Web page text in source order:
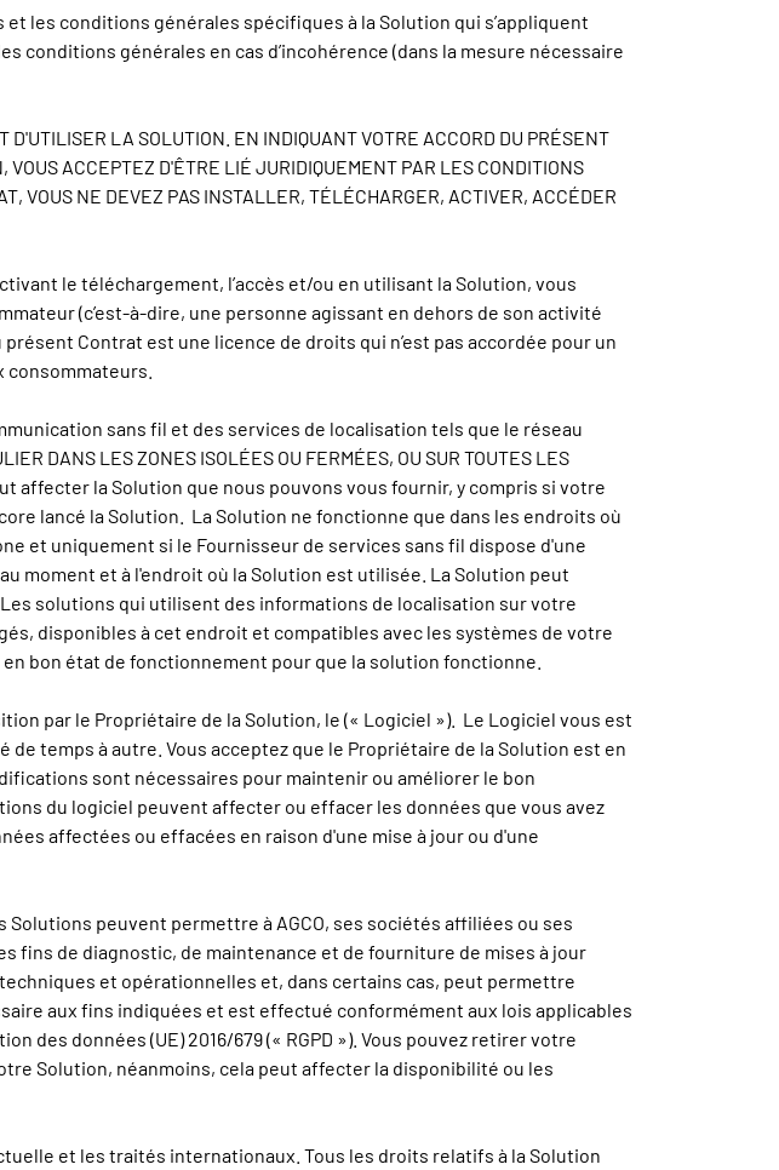
les conditions générales spécifiques à la Solution qui s’appliquent
générales en cas d’incohérence (dans la mesure nécessaire
LA SOLUTION. EN INDIQUANT VOTRE ACCORD DU PRÉSENT
ACCEPTEZ D'ÊTRE LIÉ JURIDIQUEMENT PAR LES CONDITIONS
VOUS NE DEVEZ PAS INSTALLER, TÉLÉCHARGER, ACTIVER, ACCÉDER
le téléchargement, l’accès et/ou en utilisant la Solution, vous
(c’est-à-dire, une personne agissant en dehors de son activité
Contrat est une licence de droits qui n’est pas accordée pour un
sans fil et des services de localisation tels que le réseau
DANS LES ZONES ISOLÉES OU FERMÉES, OU SUR TOUTES LES
affecter la Solution que nous pouvons vous fournir, y compris si votre
lancé la Solution. La Solution ne fonctionne que dans les endroits où
et uniquement si le Fournisseur de services sans fil dispose d'une
moment et à l'endroit où la Solution est utilisée. La Solution peut
solutions qui utilisent des informations de localisation sur votre
disponibles à cet endroit et compatibles avec les systèmes de votre
bon état de fonctionnement pour que la solution fonctionne.
par le Propriétaire de la Solution, le (« Logiciel »). Le Logiciel vous est
temps à autre. Vous acceptez que le Propriétaire de la Solution est en
sont nécessaires pour maintenir ou améliorer le bon
du logiciel peuvent affecter ou effacer les données que vous avez
affectées ou effacées en raison d'une mise à jour ou d'une
peuvent permettre à AGCO, ses sociétés affiliées ou ses
fins de diagnostic, de maintenance et de fourniture de mises à jour
et opérationnelles et, dans certains cas, peut permettre
aux fins indiquées et est effectué conformément aux lois applicables
des données (UE) 2016/679 (« RGPD »). Vous pouvez retirer votre
Solution, néanmoins, cela peut affecter la disponibilité ou les
et les traités internationaux. Tous les droits relatifs à la Solution